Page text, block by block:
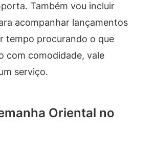
Também vou incluir
acompanhar lançamentos
tempo procurando o que
com comodidade, vale
serviço.
Oriental no